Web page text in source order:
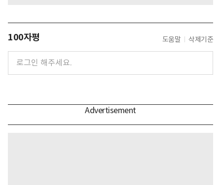
100자평 도움말 삭제기준